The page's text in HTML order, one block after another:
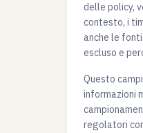
delle policy,
contesto, i
anche le
escluso e
Questo
informazioni
regolatori